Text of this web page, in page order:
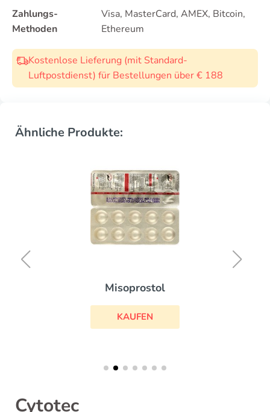
Zahlungs-
Methoden
Visa, MasterCard, AMEX, Bitcoin,
Ethereum
Kostenlose Lieferung (mit Standard-
Luftpostdienst) für Bestellungen über € 188
Ähnliche Produkte:
Misoprostol
KAUFEN
Cytotec